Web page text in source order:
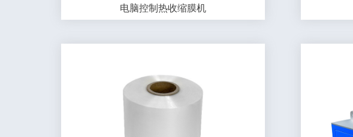
电脑控制热收缩膜机